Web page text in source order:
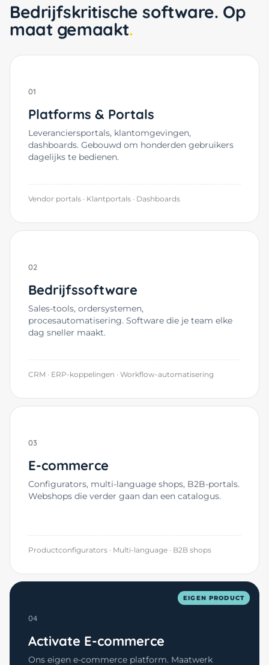
Bedrijfskritische software. Op
maat gemaakt
01
Platforms & Portals
Leveranciersportals, klantomgevingen,
dashboards. Gebouwd om honderden gebruikers
dagelijks te bedienen.
Vendor portals · Klantportals · Dashboards
02
Bedrijfssoftware
Sales-tools, ordersystemen,
procesautomatisering. Software die je team elke
dag sneller maakt.
CRM · ERP-koppelingen · Workflow-automatisering
03
E-commerce
Configurators, multi-language shops, B2B-portals.
Webshops die verder gaan dan een catalogus.
Productconfigurators · Multi-language · B2B shops
04
EIGEN PRODUCT
Activate E-commerce
Ons eigen e-commerce platform. Maatwerk